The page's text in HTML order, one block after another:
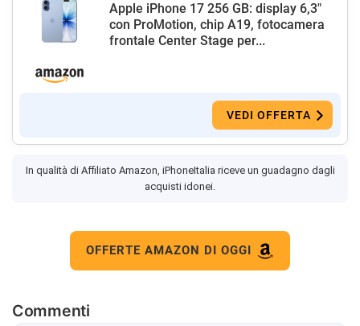
Apple iPhone 17 256 GB: display 6,3"
con ProMotion, chip A19, fotocamera
frontale Center Stage per...
VEDI OFFERTA
In qualità di Affiliato Amazon, iPhoneItalia riceve un guadagno dagli
acquisti idonei.
OFFERTE AMAZON DI OGGI
Commenti